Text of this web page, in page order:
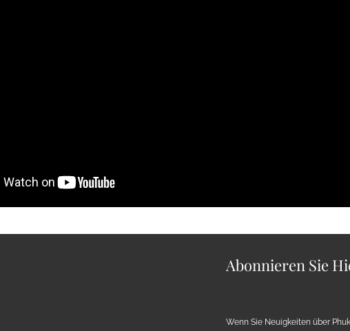
Abonnieren Sie
Wenn Sie Neuigkeiten über